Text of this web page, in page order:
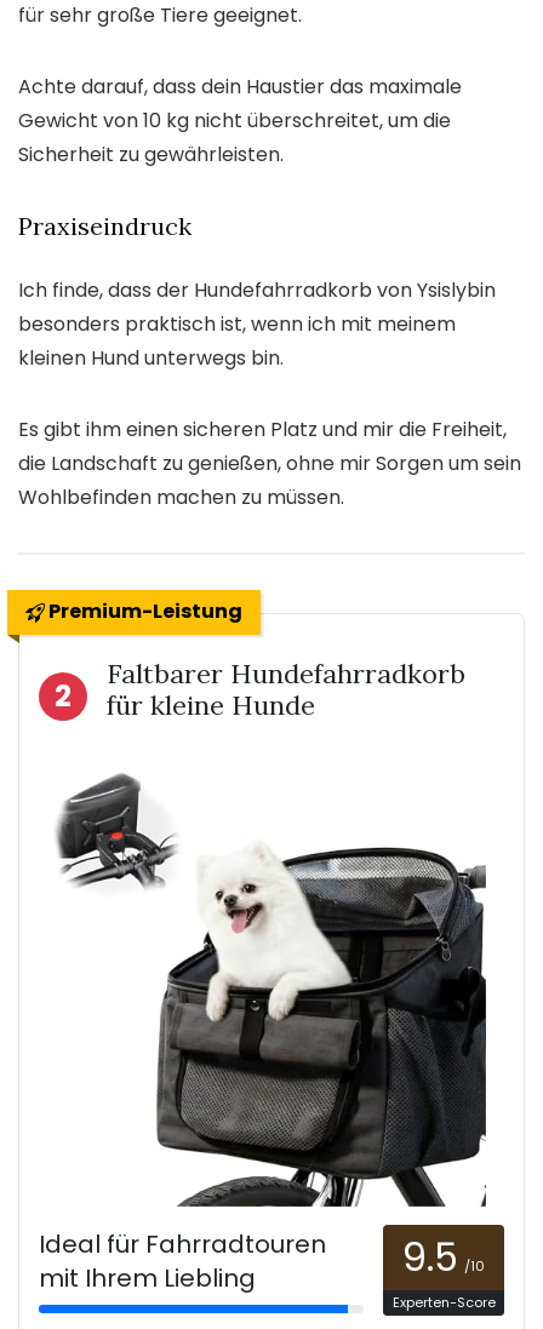
für sehr große Tiere geeignet.
Achte darauf, dass dein Haustier das maximale
Gewicht von 10 kg nicht überschreitet, um die
Sicherheit zu gewährleisten.
Praxiseindruck
Ich finde, dass der Hundefahrradkorb von Ysislybin
besonders praktisch ist, wenn ich mit meinem
kleinen Hund unterwegs bin.
Es gibt ihm einen sicheren Platz und mir die Freiheit,
die Landschaft zu genießen, ohne mir Sorgen um sein
Wohlbefinden machen zu müssen.
Premium-Leistung
2
Faltbarer Hundefahrradkorb
für kleine Hunde
Ideal für Fahrradtouren
mit Ihrem Liebling
9.5 /10
Experten-Score